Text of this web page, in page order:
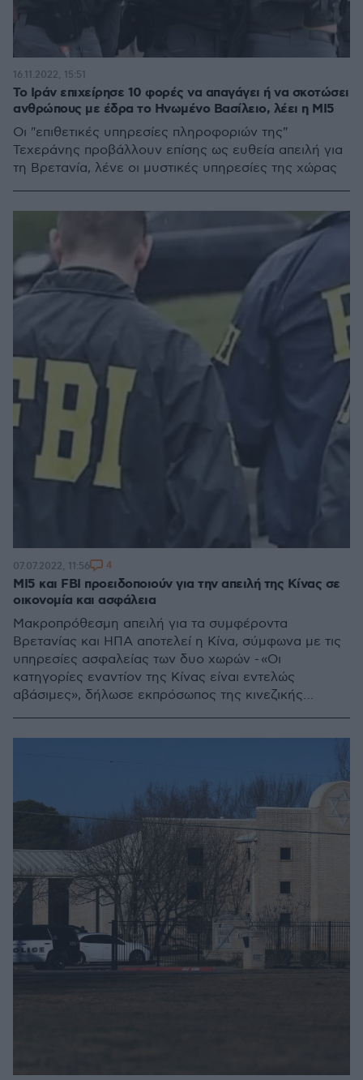
Το Ιράν επιχείρησε 10 φορές να απαγάγει ή να σκοτώσει
ανθρώπους με έδρα το Ηνωμένο Βασίλειο, λέει η MI5
Οι "επιθετικές υπηρεσίες πληροφοριών της"
Τεχεράνης προβάλλουν επίσης ως ευθεία απειλή για
τη Βρετανία, λένε οι μυστικές υπηρεσίες της χώρας
16.11.2022, 15:51
MI5 και FBI προειδοποιούν για την απειλή της Κίνας σε
οικονομία και ασφάλεια
Μακροπρόθεσμη απειλή για τα συμφέροντα
Βρετανίας και ΗΠΑ αποτελεί η Κίνα, σύμφωνα με τις
υπηρεσίες ασφαλείας των δυο χωρών - «Οι
κατηγορίες εναντίον της Κίνας είναι εντελώς
αβάσιμες», δήλωσε εκπρόσωπος της κινεζικής
07.07.2022, 11:56 4